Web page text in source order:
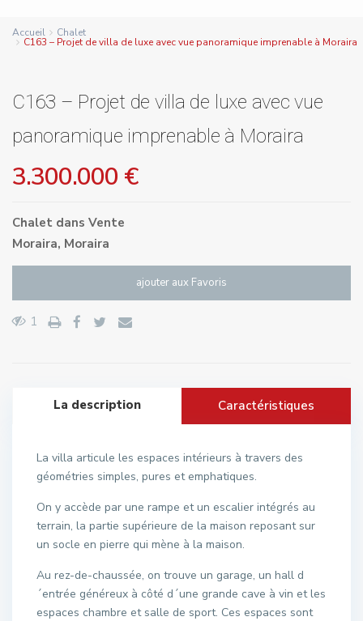
Accueil Chalet
C163 – Projet de villa de luxe avec vue panoramique imprenable à Moraira
C163 – Projet de villa de luxe avec vue
panoramique imprenable à Moraira
3.300.000 €
Chalet dans Vente
Moraira, Moraira
ajouter aux Favoris
1
La description Caractéristiques
La villa articule les espaces intérieurs à travers des
géométries simples, pures et emphatiques.
On y accède par une rampe et un escalier intégrés au
terrain, la partie supérieure de la maison reposant sur
un socle en pierre qui mène à la maison.
Au rez-de-chaussée, on trouve un garage, un hall d
´entrée généreux à côté d´une grande cave à vin et les
espaces chambre et salle de sport. Ces espaces sont